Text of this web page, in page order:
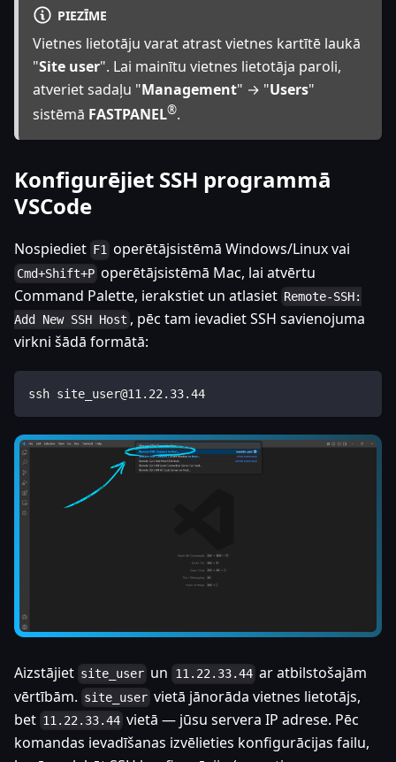
PIEZĪME
Vietnes lietotāju varat atrast vietnes kartītē laukā
"Site user". Lai mainītu vietnes lietotāja paroli,
atveriet sadaļu "Management" → "Users"
sistēmā FASTPANEL®.
Konfigurējiet SSH programmā
VSCode
Nospiediet F1 operētājsistēmā Windows/Linux vai
Cmd+Shift+P operētājsistēmā Mac, lai atvērtu
Command Palette, ierakstiet un atlasiet Remote-SSH:
Add New SSH Host , pēc tam ievadiet SSH savienojuma
virkni šādā formātā:
ssh site_user@11.22.33.44
Aizstājiet site_user un 11.22.33.44 ar atbilstošajām
vērtībām. site_user vietā jānorāda vietnes lietotājs,
bet 11.22.33.44 vietā — jūsu servera IP adrese. Pēc
komandas ievadīšanas izvēlieties konfigurācijas failu,